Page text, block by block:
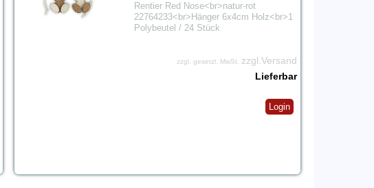
Rentier Red Nose<br>natur-rot
22764233<br>Hänger 6x4cm Holz<br>1
Polybeutel / 24 Stück
zzgl. gesetzl. MwSt. zzgl.Versand
Lieferbar
Login